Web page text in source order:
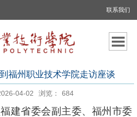
联系我们
福州职业技术学院走访座谈
04-02 浏览： 684
建省委会副主委、福州市委